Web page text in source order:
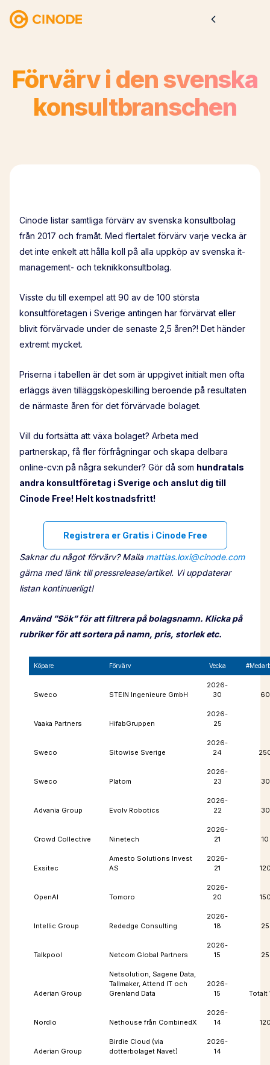
Förvärv i den svenska
konsultbranschen
Cinode listar samtliga förvärv av svenska konsultbolag
från 2017 och framåt. Med flertalet förvärv varje vecka är
det inte enkelt att hålla koll på alla uppköp av svenska it-
management- och teknikkonsultbolag.
Visste du till exempel att 90 av de 100 största
konsultföretagen i Sverige antingen har förvärvat eller
blivit förvärvade under de senaste 2,5 åren?! Det händer
extremt mycket.
Priserna i tabellen är det som är uppgivet initialt men ofta
erläggs även tilläggsköpeskilling beroende på resultaten
de närmaste åren för det förvärvade bolaget.
Vill du fortsätta att växa bolaget? Arbeta med
partnerskap, få fler förfrågningar och skapa delbara
online-cv:n på några sekunder? Gör då som hundratals
andra konsultföretag i Sverige och anslut dig till
Cinode Free! Helt kostnadsfritt!
Registrera er Gratis i Cinode Free
Saknar du något förvärv? Maila mattias.loxi@cinode.com
gärna med länk till pressrelease/artikel. Vi uppdaterar
listan kontinuerligt!
Använd ”Sök” för att filtrera på bolagsnamn. Klicka på
rubriker för att sortera på namn, pris, storlek etc.
Köpare Förvärv Vecka
Sweco STEIN Ingenieure GmbH
2026-
30
60
Vaaka Partners HifabGruppen
2026-
25
Sweco Sitowise Sverige
2026-
24
Sweco Platom
2026-
23
30
Advania Group Evolv Robotics
2026-
22
30
Crowd Collective Ninetech
2026-
21
10
Exsitec
Amesto Solutions Invest
AS
2026-
21
OpenAI Tomoro
2026-
20
Intellic Group Rededge Consulting
2026-
18
25
Talkpool Netcom Global Partners
2026-
15
25
Aderian Group
Netsolution, Sagene Data,
Tallmaker, Attend IT och
Grenland Data
2026-
15
Totalt
Nordlo Nethouse från CombinedX
2026-
14
Aderian Group
Birdie Cloud (via
dotterbolaget Navet)
2026-
14